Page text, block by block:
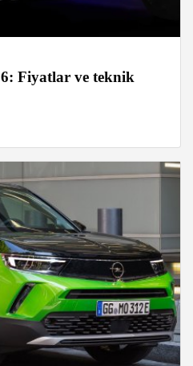
Fiyatlar ve teknik